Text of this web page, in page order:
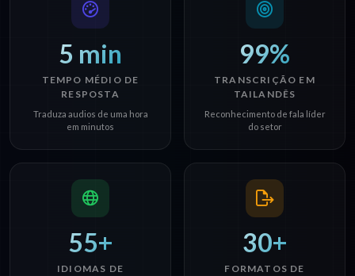
5 min
TEMPO MÉDIO DE
RESPOSTA
Traduza audios de uma hora
em minutos
99%
TRANSCRIÇÃO EM
TAILANDÊS
Reconhecimento de fala líder
do setor
55+
IDIOMAS DE
30+
FORMATOS DE